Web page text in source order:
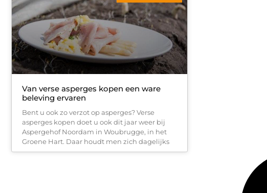
Van verse asperges kopen een ware
beleving ervaren
Bent u ook zo verzot op asperges? Verse
asperges kopen doet u ook dit jaar weer bij
Aspergehof Noordam in Woubrugge, in het
Groene Hart. Daar houdt men zich dagelijks